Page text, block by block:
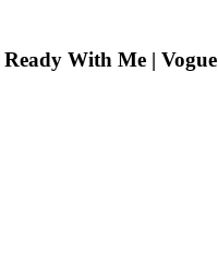
With Me | Vogue